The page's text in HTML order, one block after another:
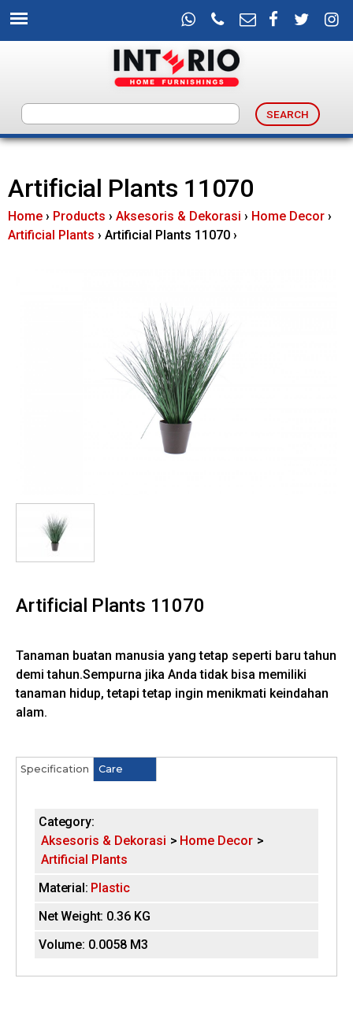
to
main
content
n
t
e
Artificial Plants 11070
Home › Products › Aksesoris & Dekorasi › Home Decor ›
Artificial Plants › Artificial Plants 11070 ›
Artificial Plants 11070
Tanaman buatan manusia yang tetap seperti baru tahun
demi tahun.Sempurna jika Anda tidak bisa memiliki
tanaman hidup, tetapi tetap ingin menikmati keindahan
alam.
Specification
a
i
v
e
a
)
Care
Category:
Aksesoris & Dekorasi
Home Decor
Artificial Plants
Material: Plastic
Net Weight: 0.36 KG
Volume: 0.0058 M3